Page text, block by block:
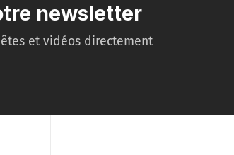
newsletter
et vidéos directement